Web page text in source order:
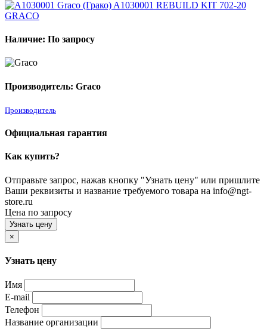
Наличие: По запросу
Производитель: Graco
Производитель
Официальная гарантия
Как купить?
Отправьте запрос, нажав кнопку "Узнать цену" или пришлите
Ваши реквизиты и название требуемого товара на info@ngt-
store.ru
Цена по запросу
Узнать цену
×
Узнать цену
Имя
E-mail
Телефон
Название организации